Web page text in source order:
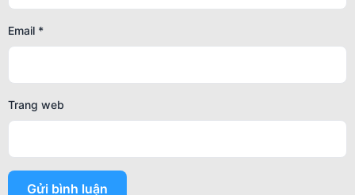
Email *
Trang web